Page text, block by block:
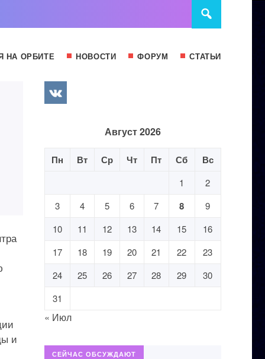
НА ОРБИТЕ НОВОСТИ ФОРУМ СТАТЬИ
и
Август 2026
Пн Вт Ср Чт Пт Сб Вс
1
2
3
4 5 6 7 8
9
10
11 12 13 14 15
16
17
18 19 20 21 22
23
24
25 26 27 28 29
30
31
« Июл
СЕЙЧАС ОБСУЖДАЮТ